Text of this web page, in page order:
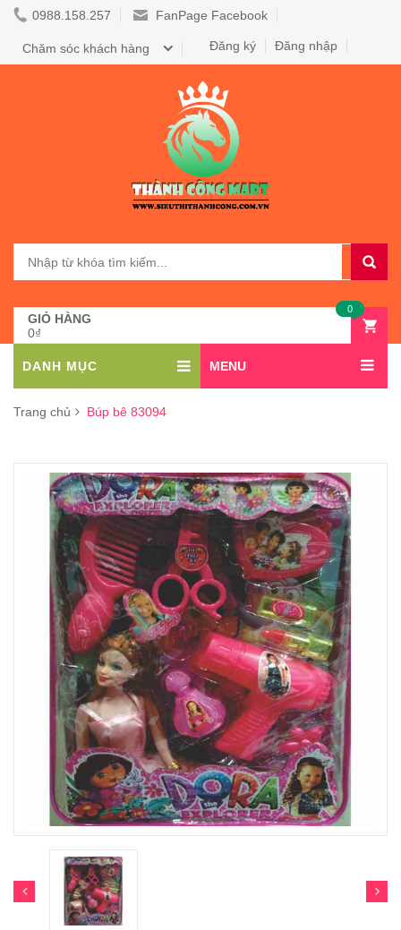
0988.158.257 FanPage Facebook
Đăng nhập
Đăng ký
Chăm sóc khách hàng
GIỎ HÀNG
0₫
0
DANH MỤC MENU
Trang chủ Búp bê 83094